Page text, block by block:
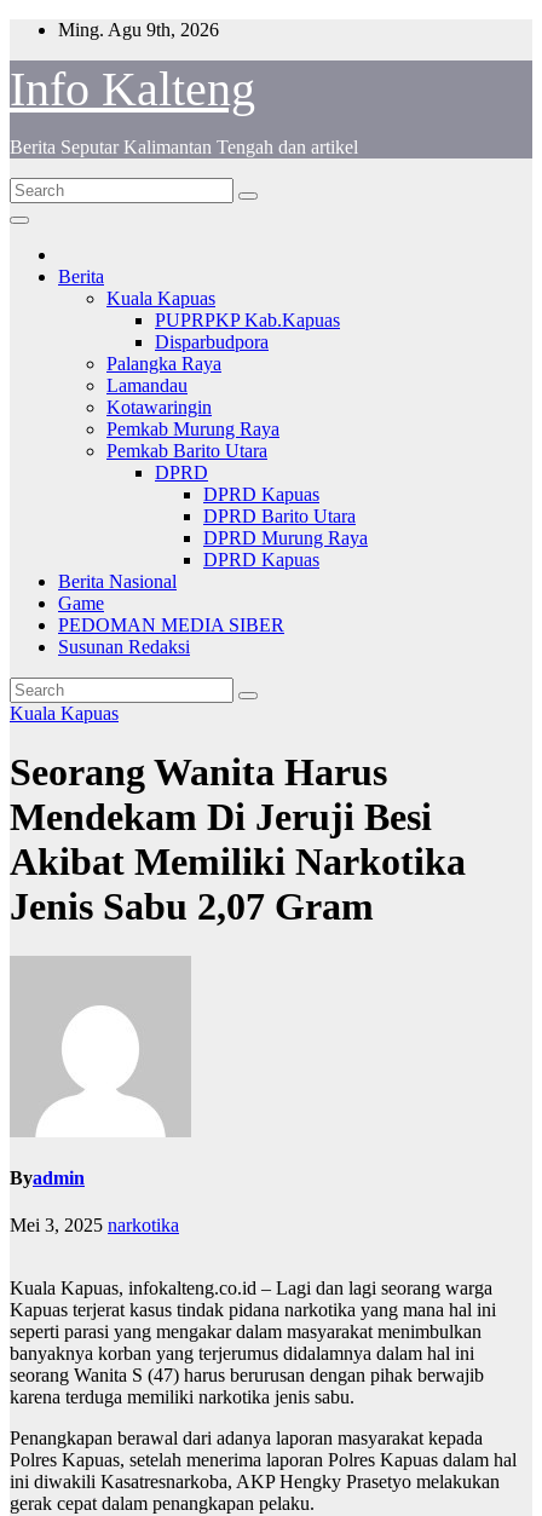
Skip
content
Ming. Agu 9th, 2026
Info Kalteng
Berita Seputar Kalimantan Tengah dan artikel
Berita
Kuala Kapuas
PUPRPKP Kab.Kapuas
Disparbudpora
Palangka Raya
Lamandau
Kotawaringin
Pemkab Murung Raya
Pemkab Barito Utara
DPRD
DPRD Kapuas
DPRD Barito Utara
DPRD Murung Raya
DPRD Kapuas
Berita Nasional
Game
PEDOMAN MEDIA SIBER
Susunan Redaksi
Kuala Kapuas
Seorang Wanita Harus
Mendekam Di Jeruji Besi
Akibat Memiliki Narkotika
Jenis Sabu 2,07 Gram
Byadmin
Mei 3, 2025 narkotika
Kuala Kapuas, infokalteng.co.id – Lagi dan lagi seorang warga
Kapuas terjerat kasus tindak pidana narkotika yang mana hal ini
seperti parasi yang mengakar dalam masyarakat menimbulkan
banyaknya korban yang terjerumus didalamnya dalam hal ini
seorang Wanita S (47) harus berurusan dengan pihak berwajib
karena terduga memiliki narkotika jenis sabu.
Penangkapan berawal dari adanya laporan masyarakat kepada
Polres Kapuas, setelah menerima laporan Polres Kapuas dalam hal
ini diwakili Kasatresnarkoba, AKP Hengky Prasetyo melakukan
gerak cepat dalam penangkapan pelaku.